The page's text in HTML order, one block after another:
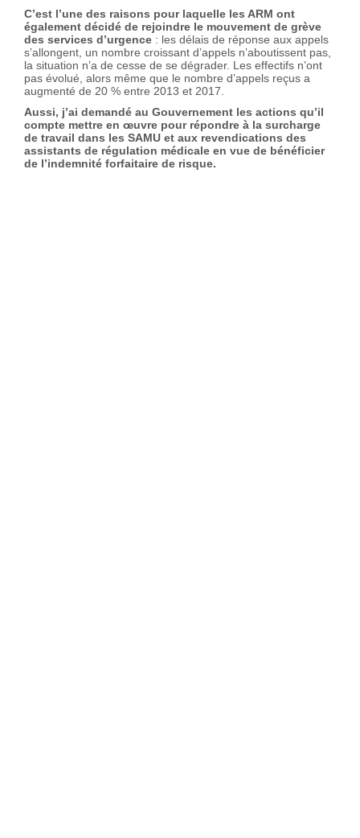
C’est l’une des raisons pour laquelle les ARM ont
également décidé de rejoindre le mouvement de grève
des services d’urgence : les délais de réponse aux appels
s’allongent, un nombre croissant d’appels n’aboutissent pas,
la situation n’a de cesse de se dégrader. Les effectifs n’ont
pas évolué, alors même que le nombre d’appels reçus a
augmenté de 20 % entre 2013 et 2017.
Aussi, j’ai demandé au Gouvernement les actions qu’il
compte mettre en œuvre pour répondre à la surcharge
de travail dans les SAMU et aux revendications des
assistants de régulation médicale en vue de bénéficier
de l’indemnité forfaitaire de risque.